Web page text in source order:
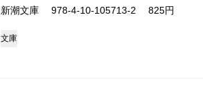
新潮文庫 978-4-10-105713-2 825円
文庫